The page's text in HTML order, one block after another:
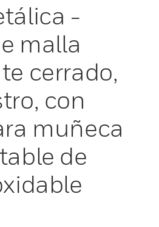
-
malla
cerrado,
con
muñeca
de